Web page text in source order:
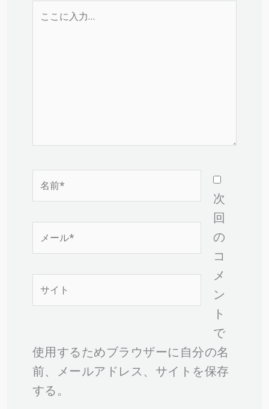
名
前
ー
サ
イ
次
回
の
コ
メ
ン
ト
で
使用するためブラウザーに自分の名
前、メールアドレス、サイトを保存
する。